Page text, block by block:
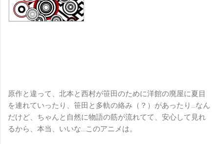
原作と違って、北本と西村が笹田のために洋館の廃屋に夏目
を連れていったり、笹田と多軌の絡み（？）があったり…なん
だけど、ちゃんと自然に物語の筋が流れてて、安心して見れ
るから、本当、いいな…このアニメは。